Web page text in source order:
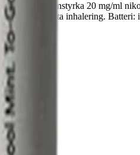
med nikotinstyrka 20 mg/ml
sker vid första inhalering. Batteri: